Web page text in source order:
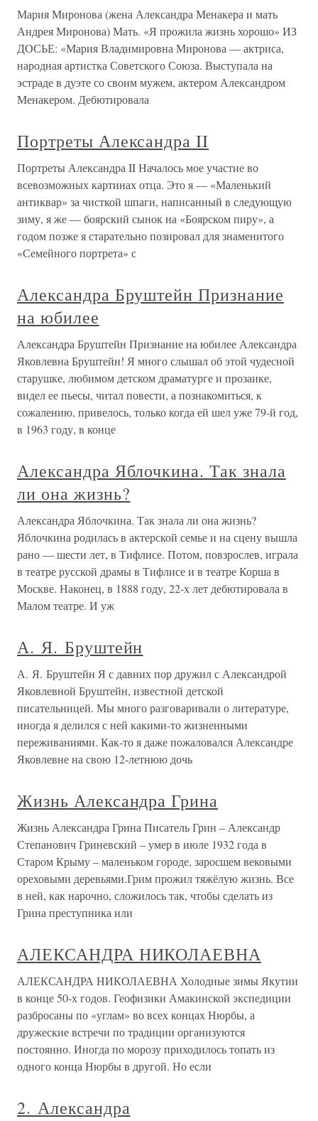
Мария Миронова (жена Александра Менакера и мать
Андрея Миронова) Мать. «Я прожила жизнь хорошо» ИЗ
ДОСЬЕ: «Мария Владимировна Миронова — актриса,
народная артистка Советского Союза. Выступала на
эстраде в дуэте со своим мужем, актером Александром
Менакером. Дебютировала
Портреты Александра II
Портреты Александра II Началось мое участие во
всевозможных картинах отца. Это я — «Маленький
антиквар» за чисткой шпаги, написанный в следующую
зиму, я же — боярский сынок на «Боярском пиру», а
годом позже я старательно позировал для знаменитого
«Семейного портрета» с
Александра Бруштейн Признание
на юбилее
Александра Бруштейн Признание на юбилее Александра
Яковлевна Бруштейн! Я много слышал об этой чудесной
старушке, любимом детском драматурге и прозаике,
видел ее пьесы, читал повести, а познакомиться, к
сожалению, привелось, только когда ей шел уже 79-й год,
в 1963 году, в конце
Александра Яблочкина. Так знала
ли она жизнь?
Александра Яблочкина. Так знала ли она жизнь?
Яблочкина родилась в актерской семье и на сцену вышла
рано — шести лет, в Тифлисе. Потом, повзрослев, играла
в театре русской драмы в Тифлисе и в театре Корша в
Москве. Наконец, в 1888 году, 22-х лет дебютировала в
Малом театре. И уж
А. Я. Бруштейн
А. Я. Бруштейн Я с давних пор дружил с Александрой
Яковлевной Бруштейн, известной детской
писательницей. Мы много разговаривали о литературе,
иногда я делился с ней какими-то жизненными
переживаниями. Как-то я даже пожаловался Александре
Яковлевне на свою 12-летнюю дочь
Жизнь Александра Грина
Жизнь Александра Грина Писатель Грин – Александр
Степанович Гриневский – умер в июле 1932 года в
Старом Крыму – маленьком городе, заросшем вековыми
ореховыми деревьями.Грим прожил тяжёлую жизнь. Все
в ней, как нарочно, сложилось так, чтобы сделать из
Грина преступника или
АЛЕКСАНДРА НИКОЛАЕВНА
АЛЕКСАНДРА НИКОЛАЕВНА Холодные зимы Якутии
в конце 50-х годов. Геофизики Амакинской экспедиции
разбросаны по «углам» во всех концах Нюрбы, а
дружеские встречи по традиции организуются
постоянно. Иногда по морозу приходилось топать из
одного конца Нюрбы в другой. Но если
2. Александра